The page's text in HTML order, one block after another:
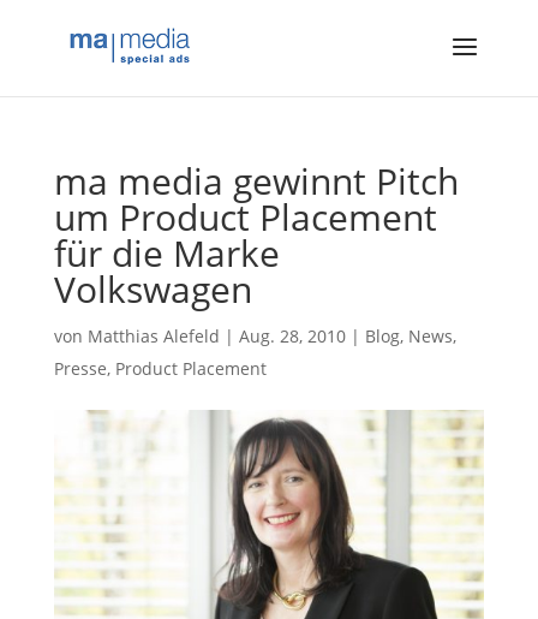
ma media gewinnt Pitch
um Product Placement
für die Marke
Volkswagen
von Matthias Alefeld | Aug. 28, 2010| Blog, News,
Presse, Product Placement